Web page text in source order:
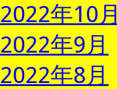
2022年10月
2022年9月
2022年8月